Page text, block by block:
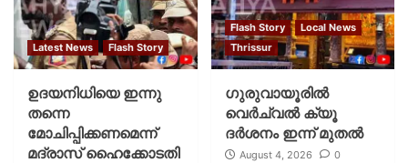
Latest News Flash Story
ഉദയനിധിയെ ഇന്നു
തന്നെ
മോചിപ്പിക്കണമെന്ന്
മദ്രാസ് ഹൈക്കോടതി
Flash Story
Local News
Thrissur
ഗുരുവായൂരില്‍
വെര്‍ച്വല്‍ ക്യൂ
ദര്‍ശനം ഇന്ന് മുതല്‍
August 4, 2026 0